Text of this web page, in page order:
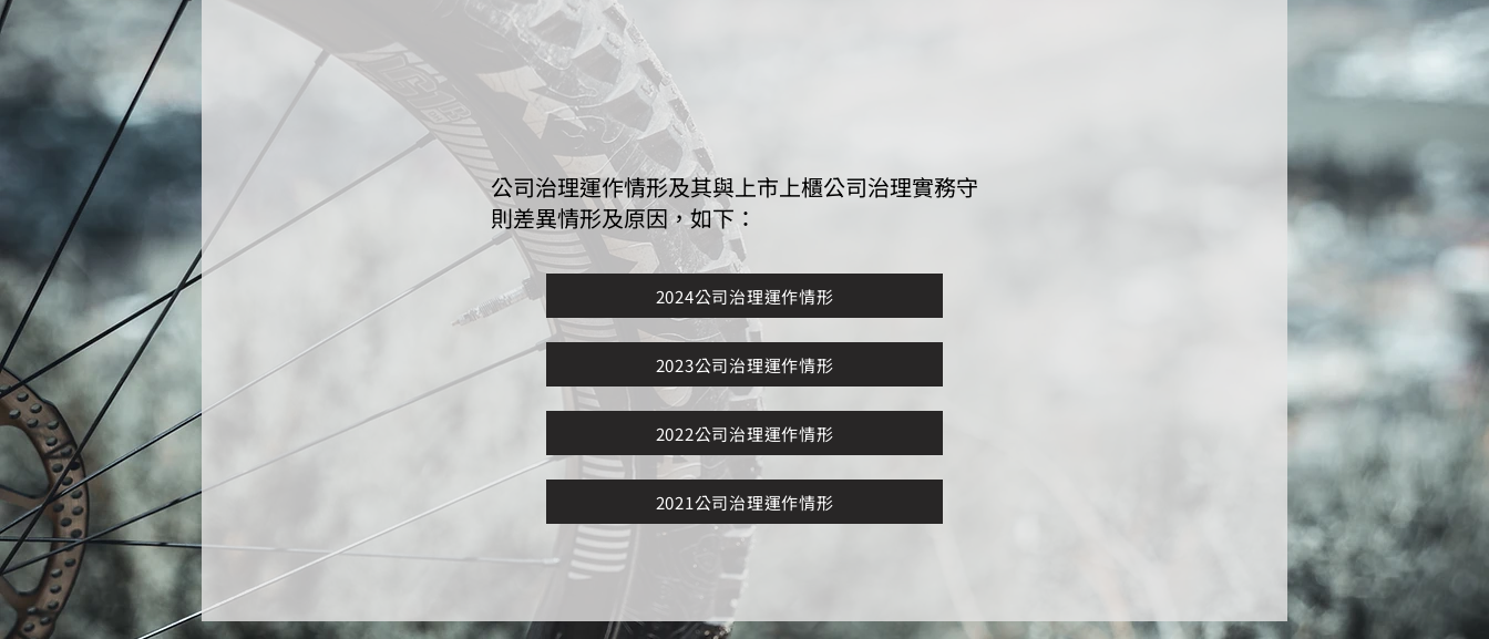
公司治理運作情形
公司治理運作情形及其與上市上櫃公司治理實務守
則差異情形及原因，如下：
2024公司治理運作情形
2023公司治理運作情形
2022公司治理運作情形
2021公司治理運作情形